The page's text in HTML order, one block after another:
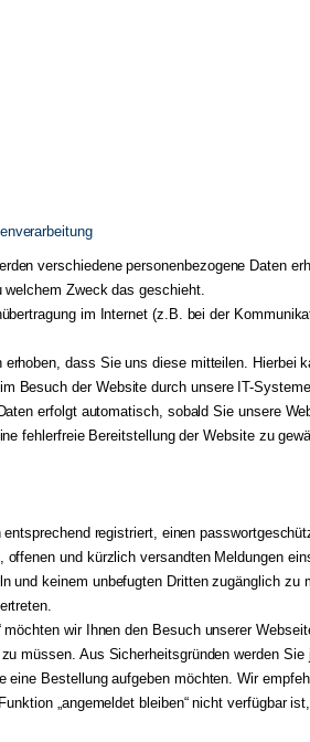
verschiedene personenbezogene Daten
Zweck das geschieht.
im Internet (z.B. bei der
erhoben, dass Sie uns diese mitteilen.
Besuch der Website durch unsere IT-
erfolgt automatisch, sobald Sie unsere
fehlerfreie Bereitstellung der Website zu
registriert, einen
offenen und kürzlich versandten Meldungen
und keinem unbefugten Dritten zugänglich
möchten wir Ihnen den Besuch unserer
müssen. Aus Sicherheitsgründen werden
eine Bestellung aufgeben möchten. Wir
„angemeldet bleiben“ nicht verfügbar